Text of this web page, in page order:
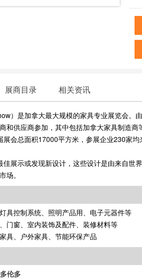
展商目录 相关资讯
）是加拿大最大规模的家具专业展览会。
供应商参加，其中包括加拿大家具制造商
会总面积17000平方米，参展企业230家均
展示或发现新设计，这些设计是由来自世
场。
具控制系统、照明产品用、电子元器件等
门窗、室内装饰及配件、装修材料等
具、户外家具、节能环保产品
伦多